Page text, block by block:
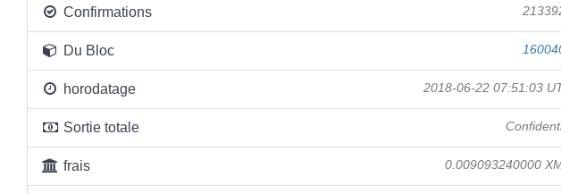
Confirmations
Du Bloc
horodatage 2018-06-22 07:51:03
Sortie totale
frais 0.009093240000